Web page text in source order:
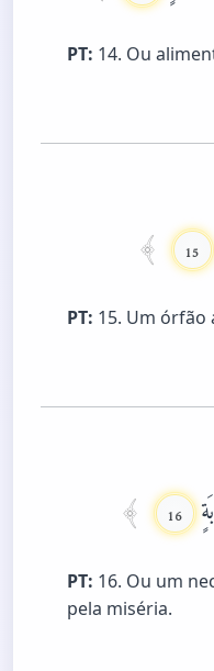
PT: 14. Ou
15
PT: 15. Um órfão
16
PT: 16. Ou um
pela miséria.